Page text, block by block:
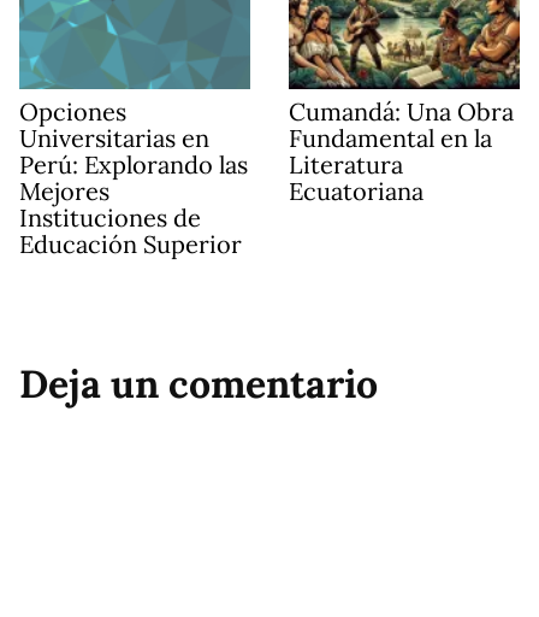
Opciones
Universitarias en
Perú: Explorando las
Mejores
Instituciones de
Educación Superior
Cumandá: Una Obra
Fundamental en la
Literatura
Ecuatoriana
Deja un comentario